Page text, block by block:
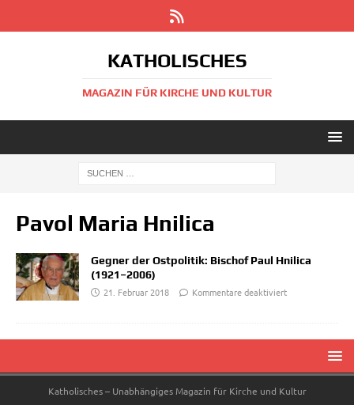
KATHOLISCHES
MAGAZIN FÜR KIRCHE UND KULTUR
Pavol Maria Hnilica
Gegner der Ostpolitik: Bischof Paul Hnilica
(1921–2006)
21. Februar 2018
Kommentare deaktiviert
Katholisches – Unabhängiges Magazin für Kirche und Kultur